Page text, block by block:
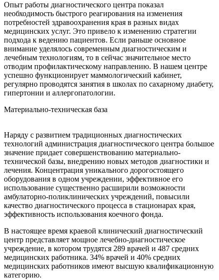
Опыт работы диагностического центра показал
необходимость быстрого реагирования на изменения
потребностей здравоохранения края в разных видах
медицинских услуг. Это привело к изменению стратегии
подхода к ведению пациентов. Если раньше основное
внимание уделялось современным диагностическим и
лечебным технологиям, то в сейчас значительное место
отводим профилактическому направлению. В нашем центре
успешно функционирует маммологический кабинет,
регулярно проводятся занятия в школах по сахарному диабету,
гипертонии и аллергопатологии.
Материально-техническая база
Наряду с развитием традиционных диагностических
технологий администрация диагностического центра большое
значение придает совершенствованию материально-
технической базы, внедрению новых методов диагностики и
лечения. Концентрация уникального дорогостоящего
оборудования в одном учреждении, эффективное его
использование существенно расширили возможности
амбулаторно-поликлинических учреждений, повысили
качество диагностического процесса в стационарах края,
эффективность использования коечного фонда.
В настоящее время краевой клинический диагностический
центр представляет мощное лечебно-диагностическое
учреждение, в котором трудятся 289 врачей и 487 средних
медицинских работника. 34% врачей и 40% средних
медицинских работников имеют высшую квалификационную
категорию.